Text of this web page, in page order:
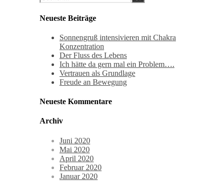
Neueste Beiträge
Sonnengruß intensivieren mit Chakra
Konzentration
Der Fluss des Lebens
Ich hätte da gern mal ein Problem….
Vertrauen als Grundlage
Freude an Bewegung
Neueste Kommentare
Archiv
Juni 2020
Mai 2020
April 2020
Februar 2020
Januar 2020